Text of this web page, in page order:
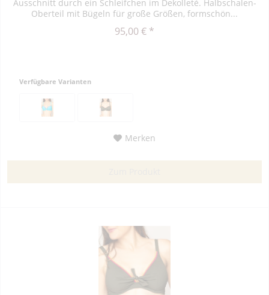
Ausschnitt durch ein Schleifchen im Dekolleté. Halbschalen-
Oberteil mit Bügeln für große Größen, formschön...
95,00 € *
Verfügbare Varianten
Merken